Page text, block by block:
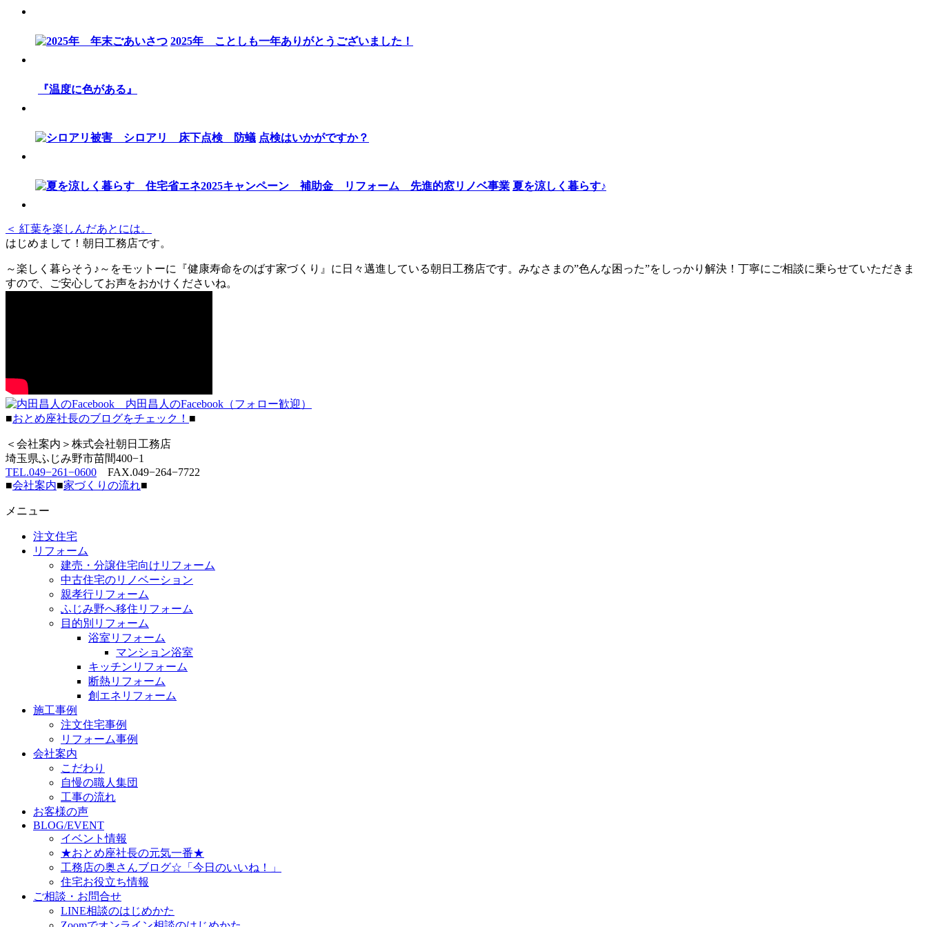
2025年 ことしも一年ありがとうございました！
『温度に色がある』
点検はいかがですか？
夏を涼しく暮らす♪
＜ 紅葉を楽しんだあとには。
はじめまして！朝日工務店です。
～楽しく暮らそう♪～をモットーに『健康寿命をのばす家づくり』に日々邁進している朝日工務店です。みなさまの”色んな困った”をしっかり解決！丁寧にご相談に乗らせていただきま
すので、ご安心してお声をおかけくださいね。
内田昌人のFacebook（フォロー歓迎）
■おとめ座社長のブログをチェック！ ■
＜会社案内＞株式会社朝日工務店
埼玉県ふじみ野市苗間400−1
TEL.049−261−0600 FAX.049−264−7722
■会社案内■家づくりの流れ■
メニュー
注文住宅
リフォーム
建売・分譲住宅向けリフォーム
中古住宅のリノベーション
親孝行リフォーム
ふじみ野へ移住リフォーム
目的別リフォーム
浴室リフォーム
マンション浴室
キッチンリフォーム
断熱リフォーム
創エネリフォーム
施工事例
注文住宅事例
リフォーム事例
会社案内
こだわり
自慢の職人集団
工事の流れ
お客様の声
BLOG/EVENT
イベント情報
★おとめ座社長の元気一番★
工務店の奥さんブログ☆「今日のいいね！」
住宅お役立ち情報
ご相談・お問合せ
LINE相談のはじめかた